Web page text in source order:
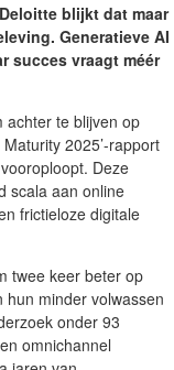
blijkt dat maar
Generatieve AI
succes vraagt méér
achter te blijven op
2025’-rapport
Deze
scala aan online
frictieloze digitale
twee keer beter op
minder volwassen
onder 93
omnichannel